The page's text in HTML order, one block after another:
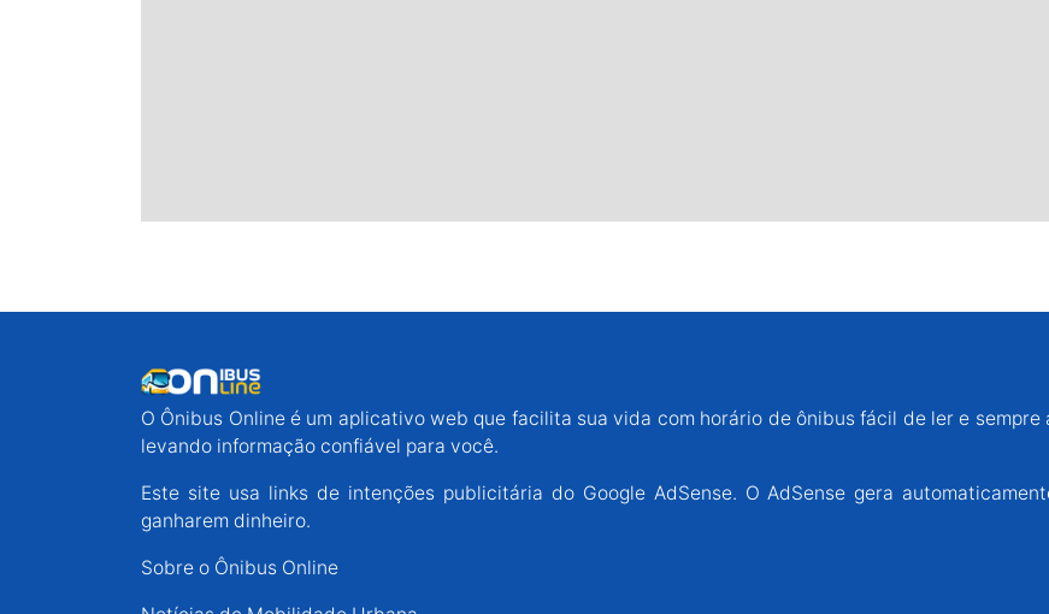
O Ônibus Online é um aplicativo web que facilita sua vida com horário de ônibus fácil de ler e
levando informação confiável para você.
Este site usa links de intenções publicitária do Google AdSense. O AdSense gera
ganharem dinheiro.
Sobre o Ônibus Online